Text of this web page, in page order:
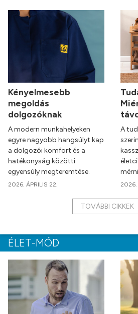
Kényelmesebb
megoldás
dolgozóknak
A modern munkahelyeken
egyre nagyobb hangsúlyt kap
a dolgozói komfort és a
hatékonyság közötti
egyensúly megteremtése.
2026. ÁPRILIS 22.
A
2026.
TOVÁBBI CIKKEK
ÉLET-MÓD